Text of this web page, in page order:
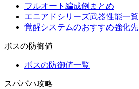
フルオート編成例まとめ
エニアドシリーズ武器性能一覧
覚醒システムのおすすめ強化先
ボスの防御値
ボスの防御値一覧
スパバハ攻略